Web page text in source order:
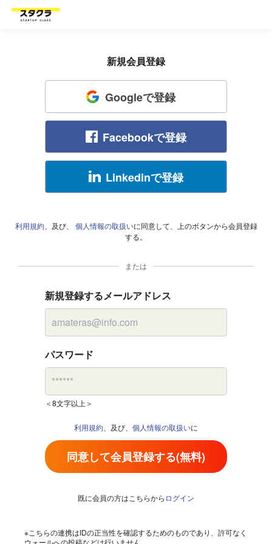
新規会員登録
Googleで登録
Facebookで登録
Linkedinで登録
利用規約、及び、 個人情報の取扱いに同意して、上のボタンから会員登録
する。
または
新規登録するメールアドレス
パスワード
＜8文字以上＞
利用規約 、及び、 個人情報の取扱いに
同意して会員登録する(無料)
既に会員の方はこちらから ログイン
※こちらの連携はIDの正当性を確認するためのものであり、許可なく
ウォールへの投稿などは行いません。